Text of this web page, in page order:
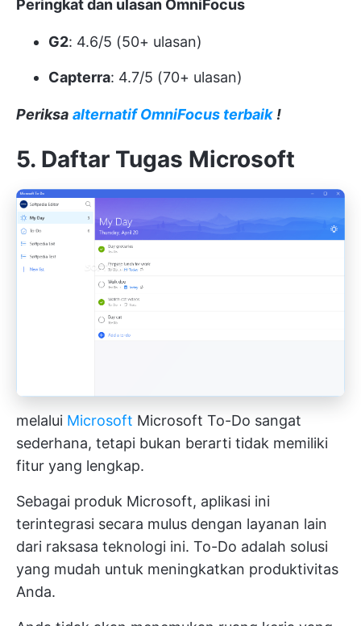
Peringkat dan ulasan OmniFocus
G2: 4.6/5 (50+ ulasan)
Capterra: 4.7/5 (70+ ulasan)
Periksa alternatif OmniFocus terbaik !
5. Daftar Tugas Microsoft
melalui Microsoft Microsoft To-Do sangat
sederhana, tetapi bukan berarti tidak memiliki
fitur yang lengkap.
Sebagai produk Microsoft, aplikasi ini
terintegrasi secara mulus dengan layanan lain
dari raksasa teknologi ini. To-Do adalah solusi
yang mudah untuk meningkatkan produktivitas
Anda.